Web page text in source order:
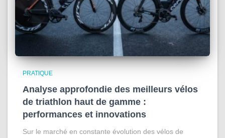
PRATIQUE
Analyse approfondie des meilleurs vélos
de triathlon haut de gamme :
performances et innovations
Sur le marché en constante évolution des vélos de